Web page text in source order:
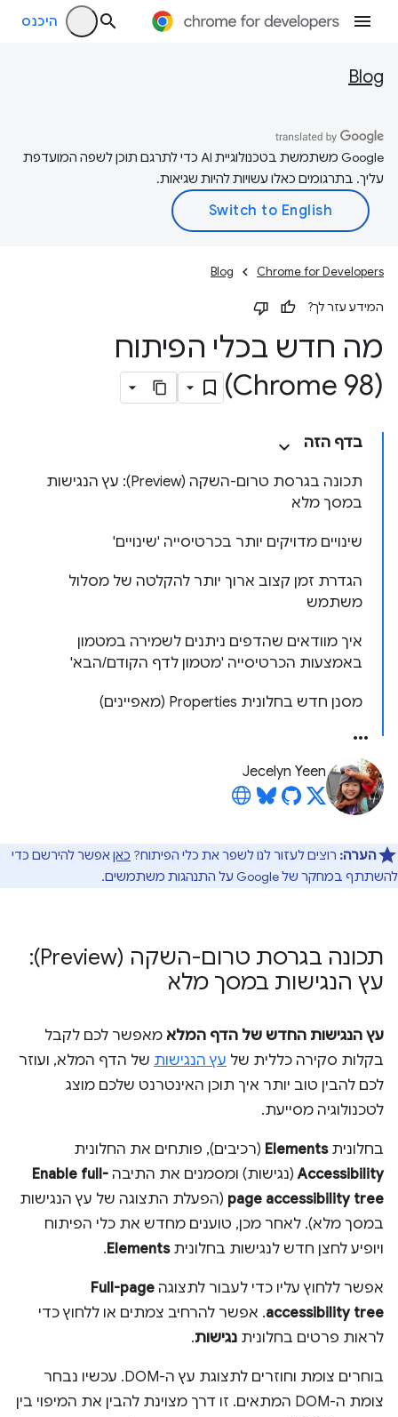
היכנס
Blog
‫Google משתמשת בטכנולוגיית AI כדי לתרגם תוכן לשפה המועדפת
עליך. בתרגומים כאלו עשויות להיות שגיאות.
Chrome for Developers
Blog
המידע עזר לך?
מה חדש בכלי הפיתוח
(Chrome 98)
בדף הזה
תכונה בגרסת טרום-השקה (Preview): עץ הנגישות
במסך מלא
שינויים מדויקים יותר בכרטיסייה 'שינויים'
הגדרת זמן קצוב ארוך יותר להקלטה של מסלול
משתמש
איך מוודאים שהדפים ניתנים לשמירה במטמון
באמצעות הכרטיסייה 'מטמון לדף הקודם/הבא'
מסנן חדש בחלונית Properties (מאפיינים)
Jecelyn Yeen
הערה: רוצים לעזור לנו לשפר את כלי הפיתוח? כאןאפשר להירשם כדי
להשתתף במחקר של Google על התנהגות משתמשים.
תכונה בגרסת טרום-השקה (Preview):
עץ הנגישות במסך מלא
עץ הנגישות החדש של הדף המלא מאפשר לכם לקבל
בקלות סקירה כללית של עץ הנגישות של הדף המלא, ועוזר
לכם להבין טוב יותר איך תוכן האינטרנט שלכם מוצג
לטכנולוגיה מסייעת.
בחלוניתElements (רכיבים), פותחים את החלונית
Accessibility(נגישות) ומסמנים את התיבה Enable full-
page accessibility tree (הפעלת התצוגה של עץ הנגישות
במסך מלא). לאחר מכן, טוענים מחדש את כלי הפיתוח
ויופיע לחצן חדש לנגישות בחלוניתElements
.
אפשר ללחוץ עליו כדי לעבור לתצוגה Full-page
accessibility tree. אפשר להרחיב צמתים או ללחוץ כדי
לראות פרטים בחלונית נגישות.
בוחרים צומת וחוזרים לתצוגת עץ ה-DOM. עכשיו נבחר
צומת ה-DOM המתאים. זו דרך מצוינת להבין את המיפוי בין